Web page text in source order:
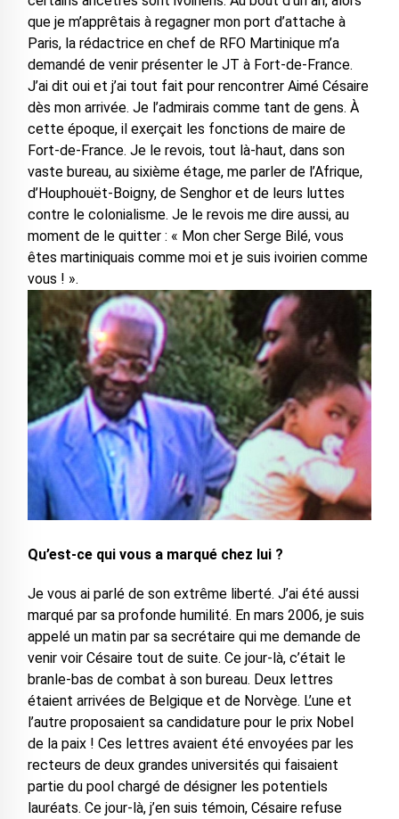
que je m’apprêtais à regagner mon port d’attache à
Paris, la rédactrice en chef de RFO Martinique m’a
demandé de venir présenter le JT à Fort-de-France.
J’ai dit oui et j’ai tout fait pour rencontrer Aimé Césaire
dès mon arrivée. Je l’admirais comme tant de gens. À
cette époque, il exerçait les fonctions de maire de
Fort-de-France. Je le revois, tout là-haut, dans son
vaste bureau, au sixième étage, me parler de l’Afrique,
d’Houphouët-Boigny, de Senghor et de leurs luttes
contre le colonialisme. Je le revois me dire aussi, au
moment de le quitter : « Mon cher Serge Bilé, vous
êtes martiniquais comme moi et je suis ivoirien comme
vous ! ».
Qu’est-ce qui vous a marqué chez lui ?
Je vous ai parlé de son extrême liberté. J’ai été aussi
marqué par sa profonde humilité. En mars 2006, je suis
appelé un matin par sa secrétaire qui me demande de
venir voir Césaire tout de suite. Ce jour-là, c’était le
branle-bas de combat à son bureau. Deux lettres
étaient arrivées de Belgique et de Norvège. L’une et
l’autre proposaient sa candidature pour le prix Nobel
de la paix ! Ces lettres avaient été envoyées par les
recteurs de deux grandes universités qui faisaient
partie du pool chargé de désigner les potentiels
lauréats. Ce jour-là, j’en suis témoin, Césaire refuse